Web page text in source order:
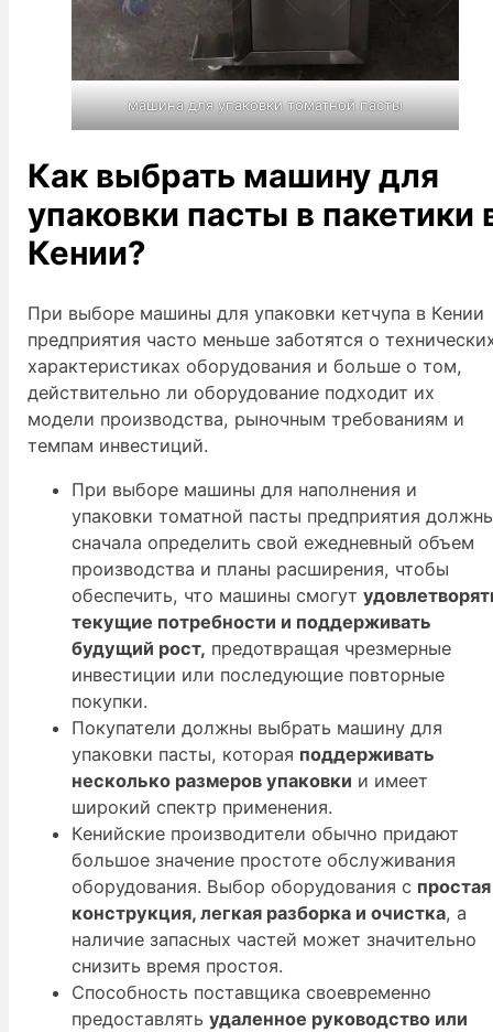
машина для упаковки томатной пасты
Как выбрать машину для
упаковки пасты в пакетики
Кении?
При выборе машины для упаковки кетчупа в Кении
предприятия часто меньше заботятся о
характеристиках оборудования и больше о том,
действительно ли оборудование подходит их
модели производства, рыночным требованиям и
темпам инвестиций.
При выборе машины для наполнения и
упаковки томатной пасты предприятия
сначала определить свой ежедневный объем
производства и планы расширения, чтобы
обеспечить, что машины смогут
текущие потребности и поддерживать
будущий рост, предотвращая чрезмерные
инвестиции или последующие повторные
покупки.
Покупатели должны выбрать машину для
упаковки пасты, которая поддерживать
несколько размеров упаковки и имеет
широкий спектр применения.
Кенийские производители обычно придают
большое значение простоте обслуживания
оборудования. Выбор оборудования с простая
конструкция, легкая разборка и очистка, а
наличие запасных частей может значительно
снизить время простоя.
Способность поставщика своевременно
предоставлятьудаленное руководство или